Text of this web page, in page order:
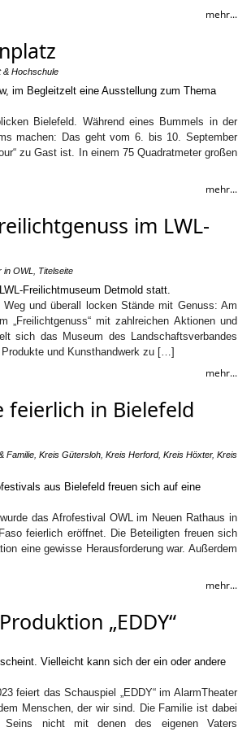
mehr...
& Hochschule
Bielefeld. Während eines Bummels in der
machen: Das geht vom 6. bis 10. September
zu Gast ist. In einem 75 Quadratmeter großen
mehr...
im LWL-
in OWL Titelseite
und überall locken Stände mit Genuss: Am
„Freilichtgenuss“ mit zahlreichen Aktionen und
sich das Museum des Landschaftsverbandes
und Kunsthandwerk zu […]
mehr...
in Bielefeld
Familie Kreis Gütersloh Kreis Herford, Kreis Höxter, Kreis
das Afrofestival OWL im Neuen Rathaus in
feierlich eröffnet. Die Beteiligten freuen sich
eine gewisse Herausforderung war. Außerdem
mehr...
„EDDY“
feiert das Schauspiel „EDDY“ im AlarmTheater
Menschen, der wir sind. Die Familie ist dabei
nicht mit denen des eigenen Vaters